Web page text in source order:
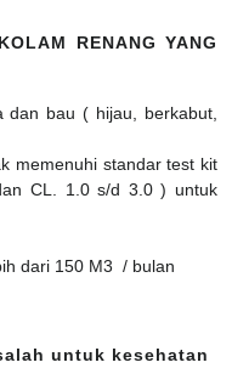
RENANG YANG
dan bau ( hijau, berkabut,
memenuhi standar test kit
CL. 1.0 s/d 3.0 ) untuk
dari 150 M3 / bulan
untuk kesehatan